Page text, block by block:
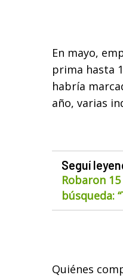
En mayo,
prima hasta
habría
año, varias
Seguí
Robaron
búsqueda:
Quiénes